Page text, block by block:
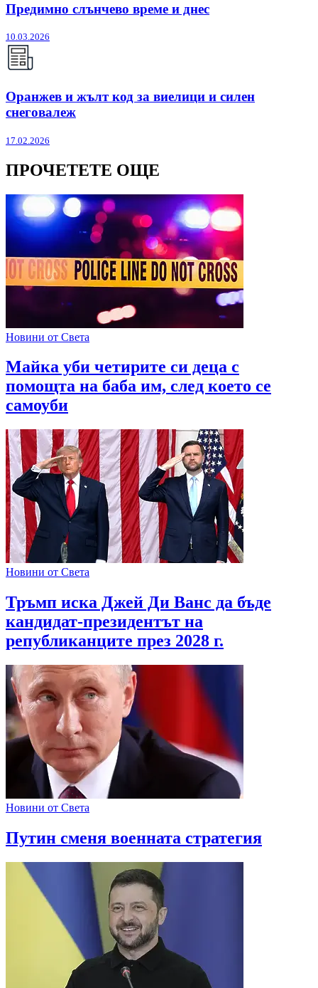
Предимно слънчево време и днес
10.03.2026
Оранжев и жълт код за виелици и силен
снеговалеж
17.02.2026
ПРОЧЕТЕТЕ ОЩЕ
Новини от Света
Майка уби четирите си деца с
помощта на баба им, след което се
самоуби
Новини от Света
Тръмп иска Джей Ди Ванс да бъде
кандидат-президентът на
републиканците през 2028 г.
Новини от Света
Путин сменя военната стратегия